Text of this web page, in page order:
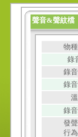
聲音&聲紋檔
物
錄
錄
錄
錄
發
行